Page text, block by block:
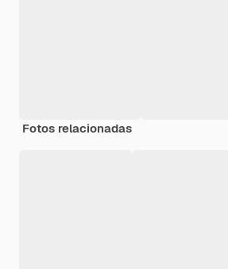
Fotos relacionadas